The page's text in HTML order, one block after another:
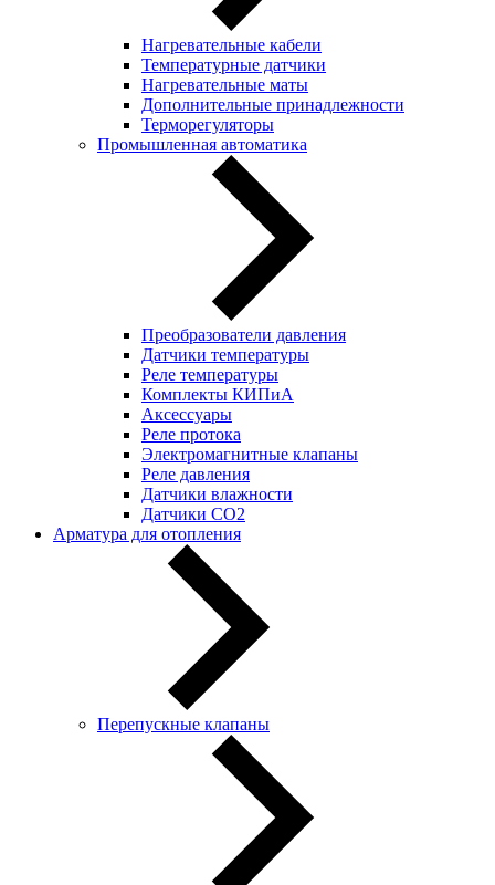
Нагревательные кабели
Температурные датчики
Нагревательные маты
Дополнительные принадлежности
Терморегуляторы
Промышленная автоматика
Преобразователи давления
Датчики температуры
Реле температуры
Комплекты КИПиА
Аксессуары
Реле протока
Электромагнитные клапаны
Реле давления
Датчики влажности
Датчики CO2
Арматура для отопления
Перепускные клапаны